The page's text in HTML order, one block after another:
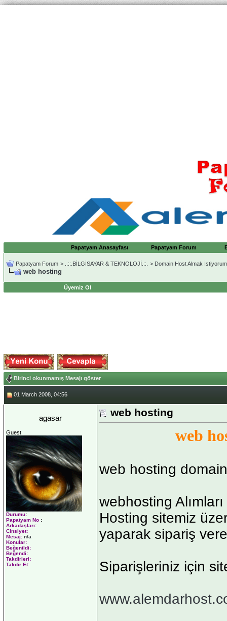
Papatyam Anasayfası Papatyam Forum
Papatyam Forum > ..::.BİLGİSAYAR & TEKNOLOJİ.::. > Domain Host Almak İstiyorum
web hosting
Üyemiz Ol
Birinci okunmamış Mesajı göster
01 March 2008, 04:56
agasar
Guest
Durumu:
Papatyam No :
Arkadaşları:
Cinsiyet:
Mesaj: n/a
Konular:
Beğenildi:
Beğendi:
Takdirleri:
Takdir Et:
web hosting
web
web hosting domain
webhosting
Hosting sitemiz
yaparak sipariş
Siparişleriniz için